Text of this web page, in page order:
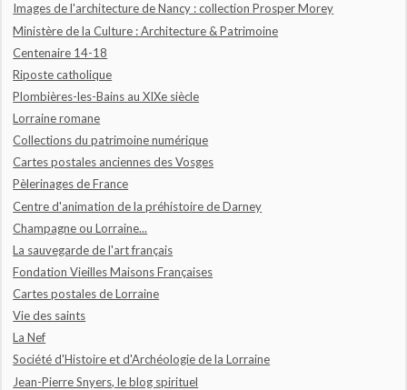
Images de l'architecture de Nancy : collection Prosper Morey
Ministère de la Culture : Architecture & Patrimoine
Centenaire 14-18
Riposte catholique
Plombières-les-Bains au XIXe siècle
Lorraine romane
Collections du patrimoine numérique
Cartes postales anciennes des Vosges
Pèlerinages de France
Centre d'animation de la préhistoire de Darney
Champagne ou Lorraine...
La sauvegarde de l'art français
Fondation Vieilles Maisons Françaises
Cartes postales de Lorraine
Vie des saints
La Nef
Société d'Histoire et d'Archéologie de la Lorraine
Jean-Pierre Snyers, le blog spirituel